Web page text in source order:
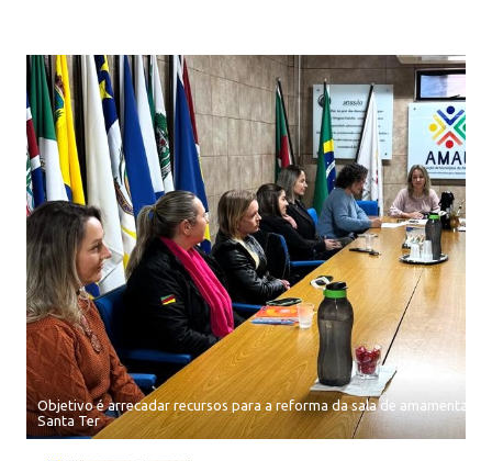
Objetivo é arrecadar recursos para a reforma da sala de
Santa Ter